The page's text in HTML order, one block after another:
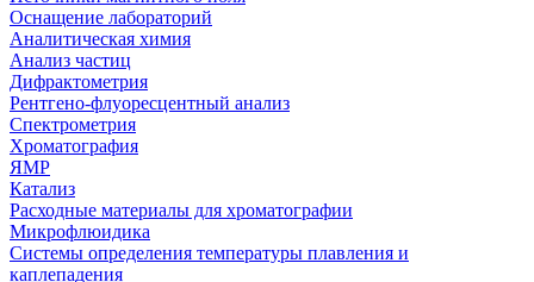
Оснащение лабораторий
Аналитическая химия
Анализ частиц
Дифрактометрия
Рентгено-флуоресцентный анализ
Спектрометрия
Хроматография
ЯМР
Катализ
Расходные материалы для хроматографии
Микрофлюидика
Системы определения температуры плавления и
каплепадения